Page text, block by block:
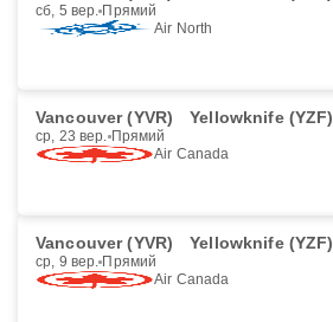
сб, 5 вер. Прямий
Air North
Vancouver (YVR) Yellowknife (YZF)
ср, 23 вер. Прямий
Air Canada
Vancouver (YVR) Yellowknife (YZF)
ср, 9 вер. Прямий
Air Canada